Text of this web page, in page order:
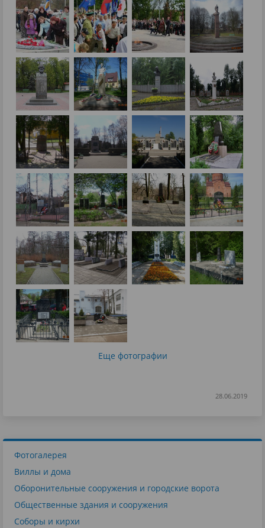
Еще фотографии
28.06.2019
Фотогалерея
Виллы и дома
Оборонительные сооружения и городские ворота
Общественные здания и сооружения
Соборы и кирхи